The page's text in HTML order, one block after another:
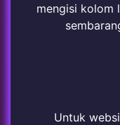
mengisi kolom
Untuk